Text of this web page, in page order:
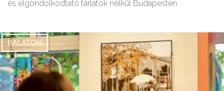
és elgondolkodtató tárlatok nélkül Budapesten.
BALATON